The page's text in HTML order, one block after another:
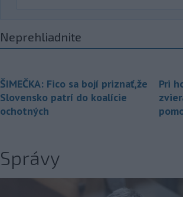
Neprehliadnite
ŠIMEČKA: Fico sa bojí priznať,že
Slovensko patrí do koalície
ochotných
Pri
Správy